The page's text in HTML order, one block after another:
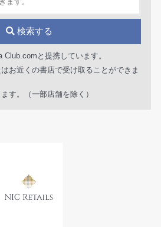
検索する
と提携しています。
お近くの書店で受け取ることができま
す。（一部店舗を除く）